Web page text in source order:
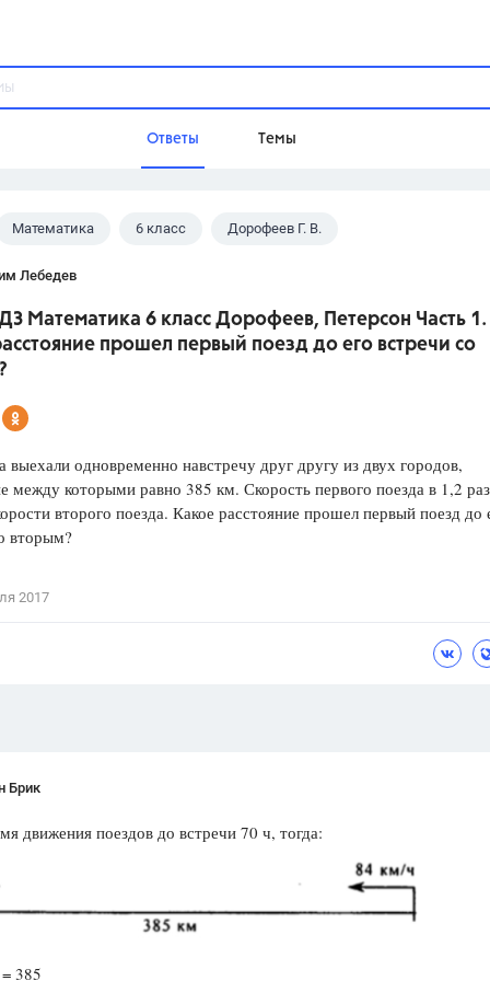
Ответы Темы
Домашнее задание
Школа
Разумовская М.М.,Габриелян
Рудзитис Г.Е.,Цыбулько И.П.,
Цветков Л. А.
Математика 6 класс Дорофеев Г. В.
Лебедев
Математика 6 класс Дорофеев, Петерсон Часть 1.
прошел первый поезд до его встречи со
выехали одновременно навстречу друг другу из двух городов,
между которыми равно 385 км. Скорость первого поезда в 1,2
второго поезда. Какое расстояние прошел первый поезд до
вторым?
2017
Брик
движения поездов до встречи 70 ч, тогда:
385